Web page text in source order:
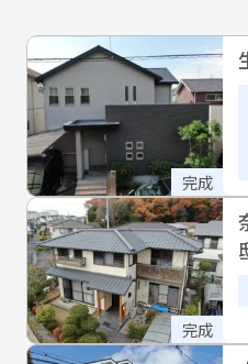
と仕上げました。
今回の工事により、美
外壁の保護性能も高ま
これからも安心してお
となりました
IKS様、このたびは数
松塗装店にご依頼いた
ございました。
今後とも末永いお付き
いたします。
完成
完成